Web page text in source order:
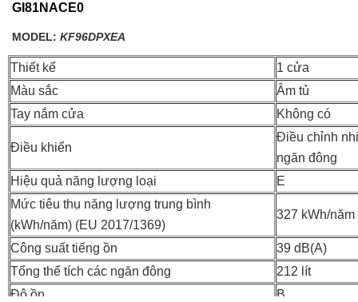
GI81NACE0
MODEL: KF96DPXEA
Thiết kế
1 cửa
Màu sắc
Âm tủ
Tay nắm cửa
Không có
Điều khiển
Điều chỉnh
ngăn đông
Hiệu quả năng lượng loại
E
Mức tiêu thụ năng lượng trung bình
(kWh/năm) (EU 2017/1369)
327 kWh/năm
Công suất tiếng ồn
39 dB(A)
Tổng thể tích các ngăn đông
212 lít
Độ ồn
B